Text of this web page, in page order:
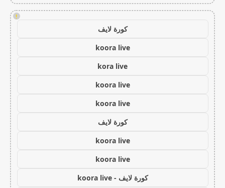
!
كورة لايف
koora live
kora live
koora live
koora live
كورة لايف
koora live
koora live
كورة لايف - koora live